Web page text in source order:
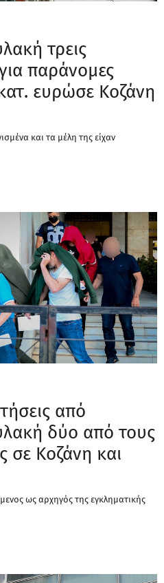
τρεις
παράνομες
ευρώσε Κοζάνη
και τα μέλη της είχαν
από
δύο από τους
σε Κοζάνη και
ως αρχηγός της εγκληματικής